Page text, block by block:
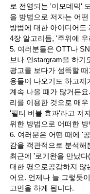
로 전염되는 '이모데믹'
을 방법으로 저자는 어
방법에 대한 아이디어도
4장 알고리듬, '주위에
5. 여러분들은 OTT나
브나 인stargram을 하기
광고를 보다가 섬뜩할
용들이 나오기도 하고제
계속 나올 때가 많거든
리를 이용한 것으로 매
'필터 버블 효과'라고 저
위한 방법으로 어떠한
6. 여러분은 어떤 때에 '
감을 객관적으로 분석해
최근에 '로기완을 만났
대한 평으로공감하지 않
어요. 언제나 늘 그렇듯
고민을 하게 됩니다.